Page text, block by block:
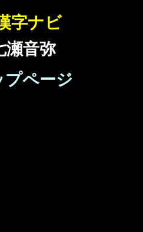
字ナビ
瀬音弥
ページ